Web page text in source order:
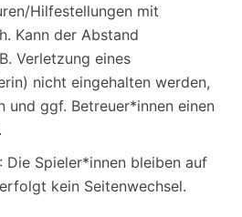
Hilfestellungen mit
Kann der Abstand
Verletzung eines
nicht eingehalten werden,
und ggf. Betreuer*innen einen
: Die Spieler*innen bleiben auf
kein Seitenwechsel.